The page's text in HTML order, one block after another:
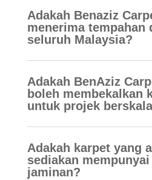
Adakah Benaziz
menerima tempahan
seluruh Malaysia?
Adakah BenAziz
boleh membekalkan
untuk projek
Adakah karpet yang
sediakan mempunyai
jaminan?